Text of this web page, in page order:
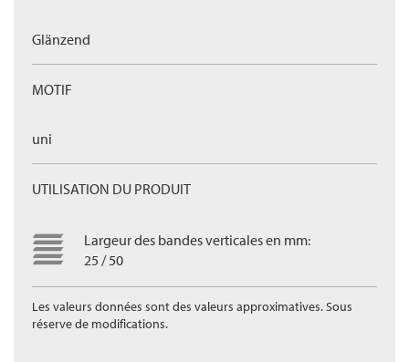
Glänzend
MOTIF
uni
UTILISATION DU PRODUIT
Largeur des bandes verticales en mm:
25 / 50
Les valeurs données sont des valeurs approximatives. Sous
réserve de modifications.